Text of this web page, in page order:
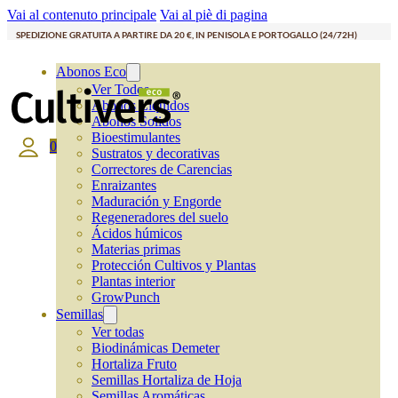
Vai al contenuto principale Vai al piè di pagina
SPEDIZIONE GRATUITA A PARTIRE DA 20 €, IN PENISOLA E PORTOGALLO (24/72H)
Abonos Eco
Ver Todos
Abonos Líquidos
Abonos Solidos
Bioestimulantes
Sustratos y decorativas
Correctores de Carencias
Enraizantes
Maduración y Engorde
Regeneradores del suelo
Ácidos húmicos
Materias primas
Protección Cultivos y Plantas
Plantas interior
GrowPunch
Semillas
Ver todas
Biodinámicas Demeter
Hortaliza Fruto
Semillas Hortaliza de Hoja
0